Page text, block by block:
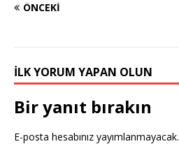
ÖNCEKI
İLK YORUM YAPAN OLUN
Bir yanıt bırakın
E-posta hesabınız yayımlanmayacak.